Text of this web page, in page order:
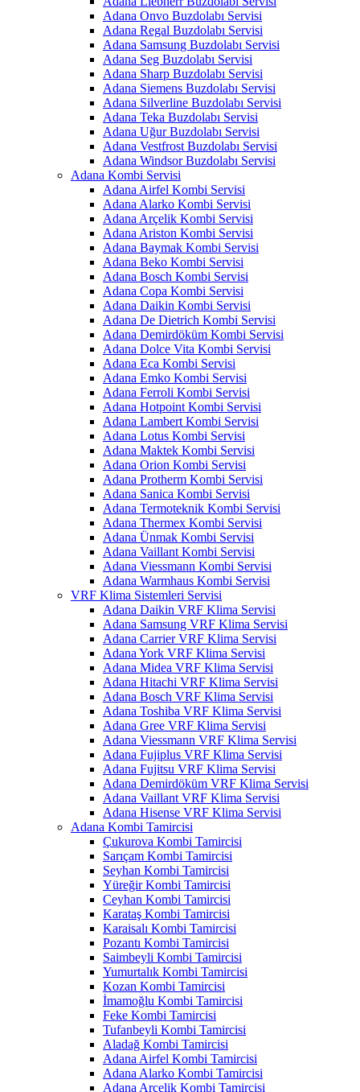
Adana Onvo Buzdolabı Servisi
Adana Regal Buzdolabı Servisi
Adana Samsung Buzdolabı Servisi
Adana Seg Buzdolabı Servisi
Adana Sharp Buzdolabı Servisi
Adana Siemens Buzdolabı Servisi
Adana Silverline Buzdolabı Servisi
Adana Teka Buzdolabı Servisi
Adana Uğur Buzdolabı Servisi
Adana Vestfrost Buzdolabı Servisi
Adana Windsor Buzdolabı Servisi
Adana Kombi Servisi
Adana Airfel Kombi Servisi
Adana Alarko Kombi Servisi
Adana Arçelik Kombi Servisi
Adana Ariston Kombi Servisi
Adana Baymak Kombi Servisi
Adana Beko Kombi Servisi
Adana Bosch Kombi Servisi
Adana Copa Kombi Servisi
Adana Daikin Kombi Servisi
Adana De Dietrich Kombi Servisi
Adana Demirdöküm Kombi Servisi
Adana Dolce Vita Kombi Servisi
Adana Eca Kombi Servisi
Adana Emko Kombi Servisi
Adana Ferroli Kombi Servisi
Adana Hotpoint Kombi Servisi
Adana Lambert Kombi Servisi
Adana Lotus Kombi Servisi
Adana Maktek Kombi Servisi
Adana Orion Kombi Servisi
Adana Protherm Kombi Servisi
Adana Sanica Kombi Servisi
Adana Termoteknik Kombi Servisi
Adana Thermex Kombi Servisi
Adana Ünmak Kombi Servisi
Adana Vaillant Kombi Servisi
Adana Viessmann Kombi Servisi
Adana Warmhaus Kombi Servisi
VRF Klima Sistemleri Servisi
Adana Daikin VRF Klima Servisi
Adana Samsung VRF Klima Servisi
Adana Carrier VRF Klima Servisi
Adana York VRF Klima Servisi
Adana Midea VRF Klima Servisi
Adana Hitachi VRF Klima Servisi
Adana Bosch VRF Klima Servisi
Adana Toshiba VRF Klima Servisi
Adana Gree VRF Klima Servisi
Adana Viessmann VRF Klima Servisi
Adana Fujiplus VRF Klima Servisi
Adana Fujitsu VRF Klima Servisi
Adana Demirdöküm VRF Klima Servisi
Adana Vaillant VRF Klima Servisi
Adana Hisense VRF Klima Servisi
Adana Kombi Tamircisi
Çukurova Kombi Tamircisi
Sarıçam Kombi Tamircisi
Seyhan Kombi Tamircisi
Yüreğir Kombi Tamircisi
Ceyhan Kombi Tamircisi
Karataş Kombi Tamircisi
Karaisalı Kombi Tamircisi
Pozantı Kombi Tamircisi
Saimbeyli Kombi Tamircisi
Yumurtalık Kombi Tamircisi
Kozan Kombi Tamircisi
İmamoğlu Kombi Tamircisi
Feke Kombi Tamircisi
Tufanbeyli Kombi Tamircisi
Aladağ Kombi Tamircisi
Adana Airfel Kombi Tamircisi
Adana Alarko Kombi Tamircisi
Adana Arçelik Kombi Tamircisi